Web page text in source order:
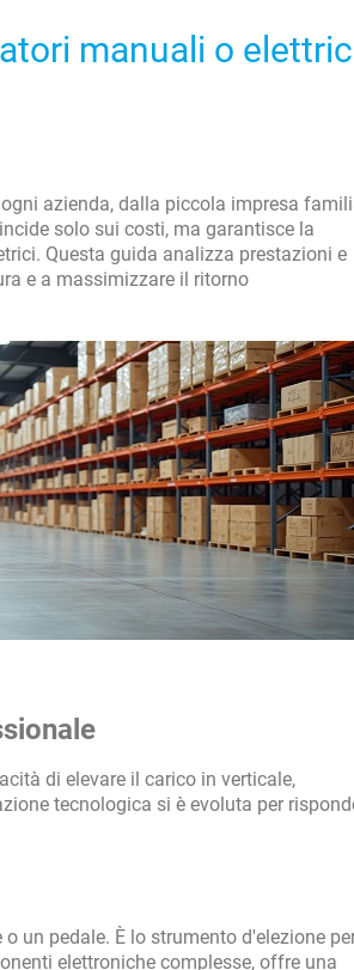
manuali o
azienda, dalla piccola impresa
solo sui costi, ma garantisce la
Questa guida analizza prestazioni e
e a massimizzare il ritorno
di elevare il carico in verticale,
tecnologica si è evoluta per
un pedale. È lo strumento d'elezione
elettroniche complesse, offre una